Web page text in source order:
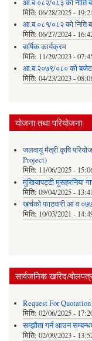
आ.ब.०८२/०८३ को नीति
मिति: 06/28/2025 -
आ.ब.०८१/०८२ को निति
मिति: 06/27/2024 -
बार्षिक कार्यक्रम
मिति: 11/29/2023 -
आ.ब.२०७९/०८० को बजेट
मिति: 04/23/2023 -
योजना तथा परियोजना
जलवायु मैत्री कृषि
Project)
मिति: 11/06/2025 -
मुखियापट्टी मुसहरनिया
मिति: 09/04/2025 -
खर्चकाे फाटवारी आ व
मिति: 10/03/2021 -
सार्वजनिक खरिद/
Request For Quotation
मिति: 02/06/2025 -
सम्झौता गर्न आउन
मिति: 02/09/2023 -